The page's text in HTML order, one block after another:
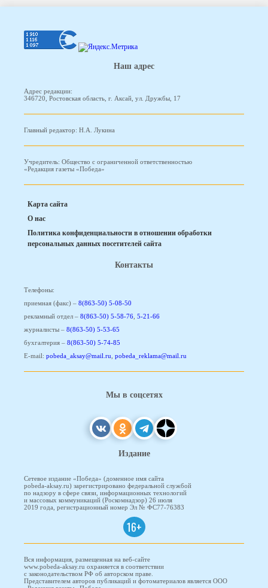
Наш адрес
Адрес редакции:
346720, Ростовская область, г. Аксай, ул. Дружбы, 17
Главный редактор: Н.А. Лукина
Учредитель: Общество с ограниченной ответственностью
«Редакция газеты «Победа»
Карта сайта
О нас
Политика конфиденциальности в отношении обработки
персональных данных посетителей сайта
Контакты
Телефоны:
приемная (факс) – 8(863-50) 5-08-50
рекламный отдел – 8(863-50) 5-58-76, 5-21-66
журналисты – 8(863-50) 5-53-65
бухгалтерия – 8(863-50) 5-74-85
E-mail: pobeda_aksay@mail.ru, pobeda_reklama@mail.ru
Мы в соцсетях
Издание
Сетевое издание «Победа» (доменное имя сайта
pobeda-aksay.ru) зарегистрировано федеральной службой
по надзору в сфере связи, информационных технологий
и массовых коммуникаций (Роскомнадзор) 26 июля
2019 года, регистрационный номер Эл № ФС77-76383
16+
Вся информация, размещенная на веб-сайте
www.pobeda-aksay.ru охраняется в соответствии
с законодательством РФ об авторском праве.
Представителем авторов публикаций и фотоматериалов является ООО